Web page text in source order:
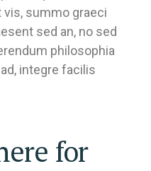
vis, summo graeci
sed an, no sed
philosophia
integre facilis
for